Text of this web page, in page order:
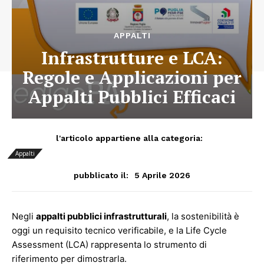
APPALTI
Infrastrutture e LCA:
Regole e Applicazioni per
Appalti Pubblici Efficaci
l'articolo appartiene alla categoria:
Appalti
pubblicato il: 5 Aprile 2026
Negli appalti pubblici infrastrutturali, la sostenibilità è
oggi un requisito tecnico verificabile, e la Life Cycle
Assessment (LCA) rappresenta lo strumento di
riferimento per dimostrarla.